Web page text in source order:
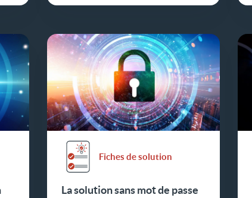
Fiches de solution
La solution sans mot de passe